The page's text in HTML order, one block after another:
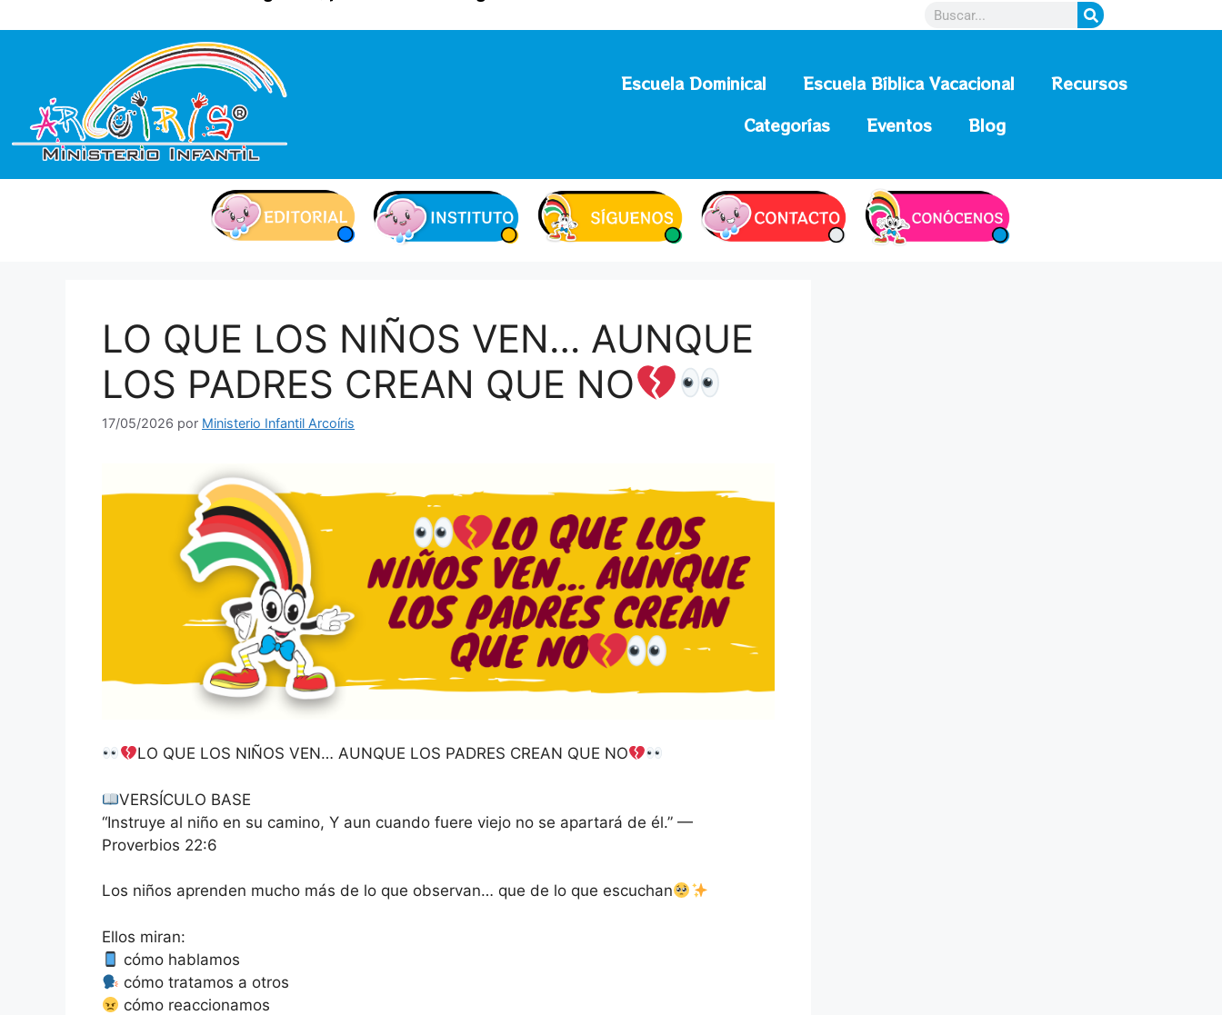
Escuela Dominical Escuela Bíblica Vacacional
Recursos
Categorías
Eventos Blog
LO QUE LOS NIÑOS VEN… AUNQUE
LOS PADRES CREAN QUE NO
17/05/2026 por Ministerio Infantil Arcoíris
LO QUE LOS NIÑOS VEN… AUNQUE LOS PADRES CREAN QUE NO
VERSÍCULO BASE
“Instruye al niño en su camino, Y aun cuando fuere viejo no se apartará de él.” —
Proverbios 22:6
Los niños aprenden mucho más de lo que observan… que de lo que escuchan
Ellos miran:
cómo hablamos
cómo tratamos a otros
cómo reaccionamos